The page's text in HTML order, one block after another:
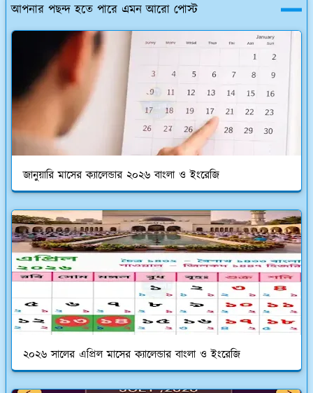
আপনার পছন্দ হতে পারে এমন আরো পোস্ট
জানুয়ারি মাসের ক্যালেন্ডার ২০২৬ বাংলা ও ইংরেজি
২০২৬ সালের এপ্রিল মাসের ক্যালেন্ডার বাংলা ও ইংরেজি